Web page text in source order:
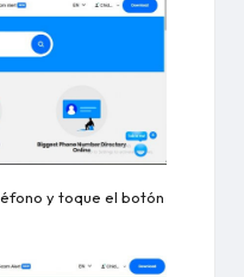
y toque el botón